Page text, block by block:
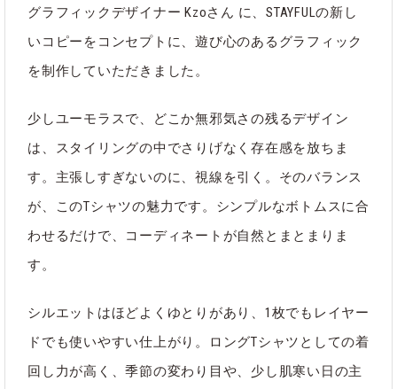
グラフィックデザイナー Kzoさん に、STAYFULの新し
いコピーをコンセプトに、遊び心のあるグラフィック
を制作していただきました。
少しユーモラスで、どこか無邪気さの残るデザイン
は、スタイリングの中でさりげなく存在感を放ちま
す。主張しすぎないのに、視線を引く。そのバランス
が、このTシャツの魅力です。シンプルなボトムスに合
わせるだけで、コーディネートが自然とまとまりま
す。
シルエットはほどよくゆとりがあり、1枚でもレイヤー
ドでも使いやすい仕上がり。ロングTシャツとしての着
回し力が高く、季節の変わり目や、少し肌寒い日の主